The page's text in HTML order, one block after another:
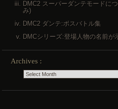
DMC2 スーパーダンテモードに
み)
DMC2 ダンテ:ボスバトル集
DMCシリーズ:登場人物の名前が
Archives :